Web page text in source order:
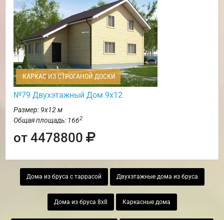
КАРКАС ИЗ СТРОГАНОЙ ДОСКИ
№79 Двухэтажный Дом 9х12
Размер: 9х12 м
Общая площадь: 1662
от 4478800
Дома из бруса с таррасой Двухэтажные дома из бруса
Дома из бруса 8х8 Каркасные дома